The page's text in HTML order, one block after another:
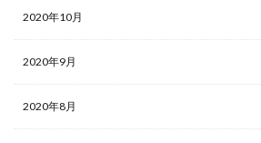
2020年10月
2020年9月
2020年8月